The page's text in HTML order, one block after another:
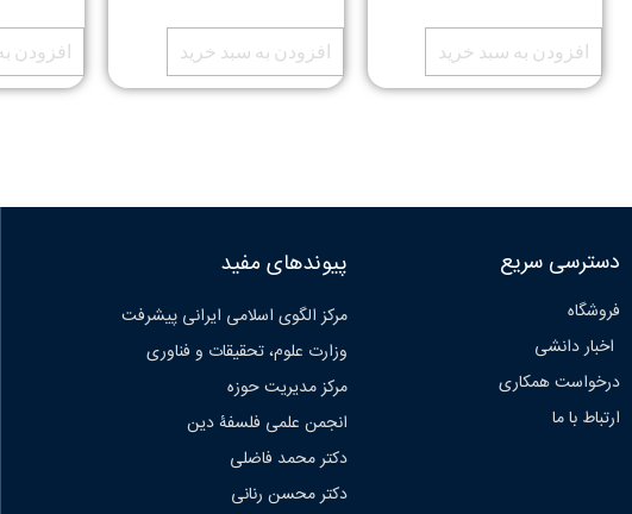
افزودن به سبد خرید افزودن به سبد خرید افزودن
دسترسی سریع
فروشگاه
اخبار دانشی
درخواست همکاری
ارتباط با ما
پیوندهای مفید
مرکز الگوی اسلامی ایرانی پیشرفت
وزارت علوم، تحقیقات و فناوری
مرکز مدیریت حوزه
انجمن علمی فلسفۀ دین
دکتر محمد فاضلی
دکتر محسن رنانی